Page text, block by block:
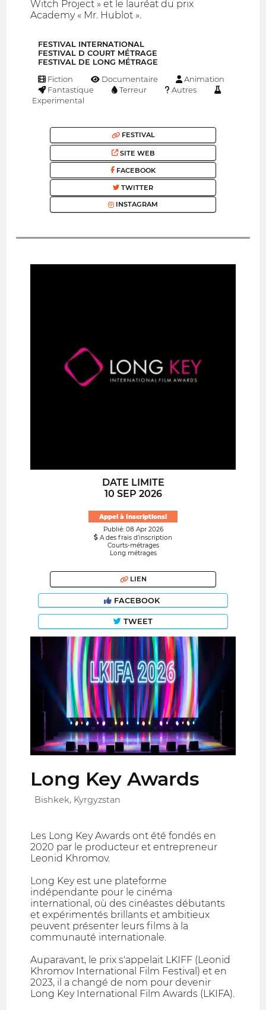
Witch Project » et le lauréat du prix
Academy « Mr. Hublot ».
FESTIVAL INTERNATIONAL
FESTIVAL D COURT MÉTRAGE
FESTIVAL DE LONG MÉTRAGE
Fiction Documentaire
Animation
Fantastique
Terreur
Autres
Experimental
FESTIVAL
SITE WEB
FACEBOOK
TWITTER
INSTAGRAM
DATE LIMITE
10 SEP 2026
Appel à Inscriptions!
Publié: 08 Apr 2026
A des frais d’inscription
Courts-métrages
Long métrages
LIEN
FACEBOOK
TWEET
Long Key Awards
Bishkek, Kyrgyzstan
Les Long Key Awards ont été fondés en
2020 par le producteur et entrepreneur
Leonid Khromov.
Long Key est une plateforme
indépendante pour le cinéma
international, où des cinéastes débutants
et expérimentés brillants et ambitieux
peuvent présenter leurs films à la
communauté internationale.
Auparavant, le prix s'appelait LKIFF (Leonid
Khromov International Film Festival) et en
2023, il a changé de nom pour devenir
Long Key International Film Awards (LKIFA).